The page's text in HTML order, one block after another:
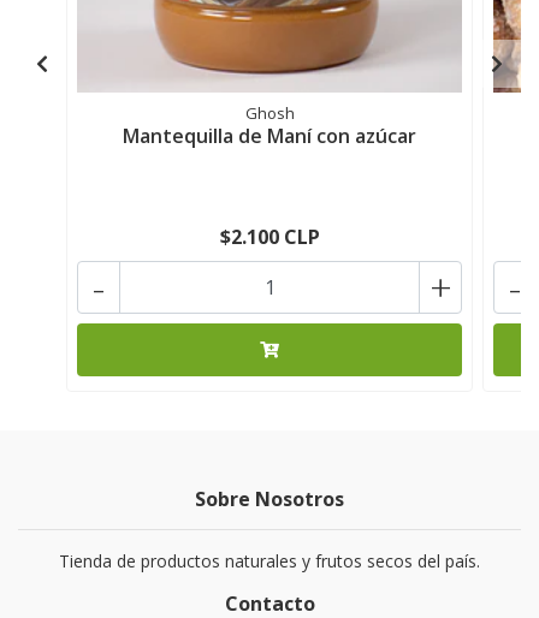
Ghosh
Mantequilla de Maní con azúcar
$2.100 CLP
+
- -
Sobre Nosotros
Tienda de productos naturales y frutos secos del país.
Contacto